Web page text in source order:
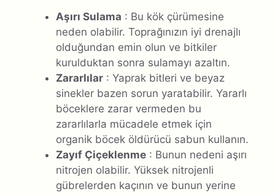
Aşırı Sulama : Bu kök çürümesine
neden olabilir. Toprağınızın iyi drenajlı
olduğundan emin olun ve bitkiler
kurulduktan sonra sulamayı azaltın.
Zararlılar : Yaprak bitleri ve beyaz
sinekler bazen sorun yaratabilir. Yararlı
böceklere zarar vermeden bu
zararlılarla mücadele etmek için
organik böcek öldürücü sabun kullanın.
Zayıf Çiçeklenme : Bunun nedeni aşırı
nitrojen olabilir. Yüksek nitrojenli
gübrelerden kaçının ve bunun yerine